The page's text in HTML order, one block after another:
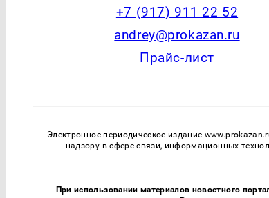
+7 (917) 911 22 52
andrey@prokazan.ru
Прайс-лист
Электронное периодическое издание
надзору в сфере связи, информационных
При использовании материалов новостного